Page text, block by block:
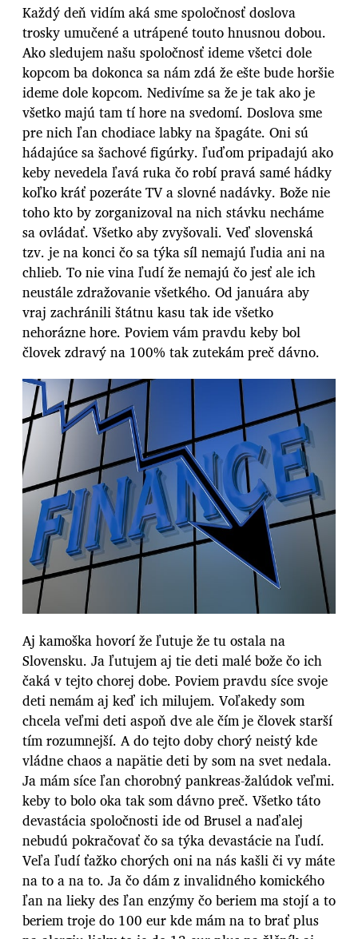
Každý deň vidím aká sme spoločnosť doslova
trosky umučené a utrápené touto hnusnou dobou.
Ako sledujem našu spoločnosť ideme všetci dole
kopcom ba dokonca sa nám zdá že ešte bude horšie
ideme dole kopcom. Nedivíme sa že je tak ako je
všetko majú tam tí hore na svedomí. Doslova sme
pre nich ľan chodiace labky na špagáte. Oni sú
hádajúce sa šachové figúrky. ľuďom pripadajú ako
keby nevedela ľavá ruka čo robí pravá samé hádky
koľko kráť pozeráte TV a slovné nadávky. Bože nie
toho kto by zorganizoval na nich stávku necháme
sa ovládať. Všetko aby zvyšovali. Veď slovenská
tzv. je na konci čo sa týka síl nemajú ľudia ani na
chlieb. To nie vina ľudí že nemajú čo jesť ale ich
neustále zdražovanie všetkého. Od januára aby
vraj zachránili štátnu kasu tak ide všetko
nehorázne hore. Poviem vám pravdu keby bol
človek zdravý na 100% tak zutekám preč dávno.
Aj kamoška hovorí že ľutuje že tu ostala na
Slovensku. Ja ľutujem aj tie deti malé bože čo ich
čaká v tejto chorej dobe. Poviem pravdu síce svoje
deti nemám aj keď ich milujem. Voľakedy som
chcela veľmi deti aspoň dve ale čím je človek starší
tím rozumnejší. A do tejto doby chorý neistý kde
vládne chaos a napätie deti by som na svet nedala.
Ja mám síce ľan chorobný pankreas-žalúdok veľmi.
keby to bolo oka tak som dávno preč. Všetko táto
devastácia spoločnosti ide od Brusel a naďalej
nebudú pokračovať čo sa týka devastácie na ľudí.
Veľa ľudí ťažko chorých oni na nás kašli či vy máte
na to a na to. Ja čo dám z invalidného komického
ľan na lieky des ľan enzýmy čo beriem ma stojí a to
beriem troje do 100 eur kde mám na to brať plus